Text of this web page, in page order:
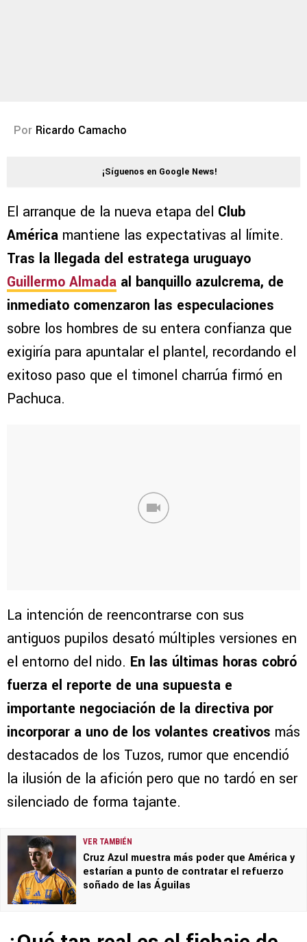
Por Ricardo Camacho
¡Síguenos en Google News!
El arranque de la nueva etapa del Club
América mantiene las expectativas al límite.
Tras la llegada del estratega uruguayo
Guillermo Almada al banquillo azulcrema, de
inmediato comenzaron las especulaciones
sobre los hombres de su entera confianza que
exigiría para apuntalar el plantel, recordando el
exitoso paso que el timonel charrúa firmó en
Pachuca.
La intención de reencontrarse con sus
antiguos pupilos desató múltiples versiones en
el entorno del nido. En las últimas horas cobró
fuerza el reporte de una supuesta e
importante negociación de la directiva por
incorporar a uno de los volantes creativos más
destacados de los Tuzos, rumor que encendió
la ilusión de la afición pero que no tardó en ser
silenciado de forma tajante.
VER TAMBIÉN
Cruz Azul muestra más poder que América y
estarían a punto de contratar el refuerzo
soñado de las Águilas